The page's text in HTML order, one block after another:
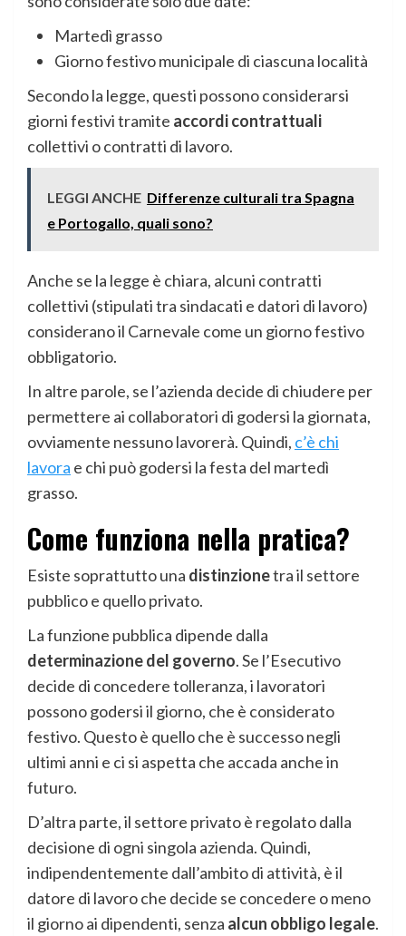
Martedì grasso
Giorno festivo municipale di ciascuna località
Secondo la legge, questi possono considerarsi
giorni festivi tramite accordi contrattuali
collettivi o contratti di lavoro.
LEGGI ANCHE Differenze culturali tra Spagna
e Portogallo, quali sono?
Anche se la legge è chiara, alcuni contratti
collettivi (stipulati tra sindacati e datori di lavoro)
considerano il Carnevale come un giorno festivo
obbligatorio.
In altre parole, se l’azienda decide di chiudere per
permettere ai collaboratori di godersi la giornata,
ovviamente nessuno lavorerà. Quindi, c’è chi
lavora e chi può godersi la festa del martedì
grasso.
Come funziona nella pratica?
Esiste soprattutto una distinzionetra il settore
pubblico e quello privato.
La funzione pubblica dipende dalla
determinazione del governo. Se l’Esecutivo
decide di concedere tolleranza, i lavoratori
possono godersi il giorno, che è considerato
festivo. Questo è quello che è successo negli
ultimi anni e ci si aspetta che accada anche in
futuro.
D’altra parte, il settore privato è regolato dalla
decisione di ogni singola azienda. Quindi,
indipendentemente dall’ambito di attività, è il
datore di lavoro che decide se concedere o meno
il giorno ai dipendenti, senza alcun obbligo legale.